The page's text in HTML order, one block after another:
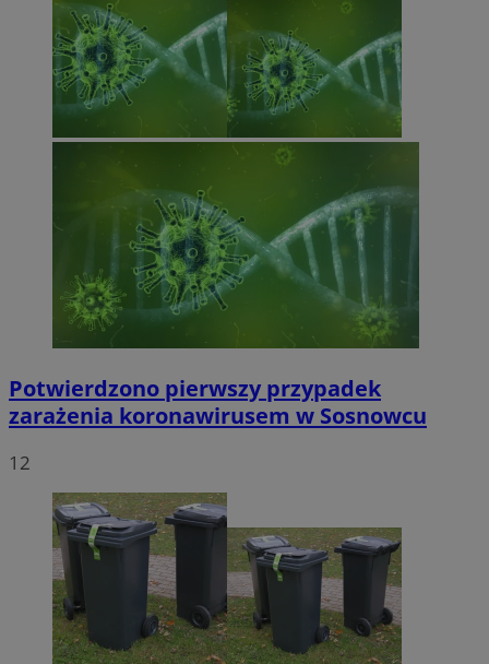
Potwierdzono pierwszy przypadek
zarażenia koronawirusem w Sosnowcu
12